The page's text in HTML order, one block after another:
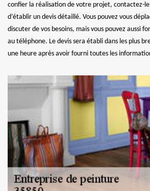
confier la réalisation de votre projet, contactez-
d’établir un devis détaillé. Vous pouvez vous
discuter de vos besoins, mais vous pouvez aussi
au téléphone. Le devis sera établi dans les plus
une heure après avoir fourni toutes les